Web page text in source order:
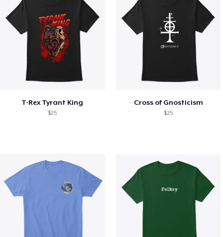
T-Rex Tyrant King
$25
Cross of Gnosticism
$25